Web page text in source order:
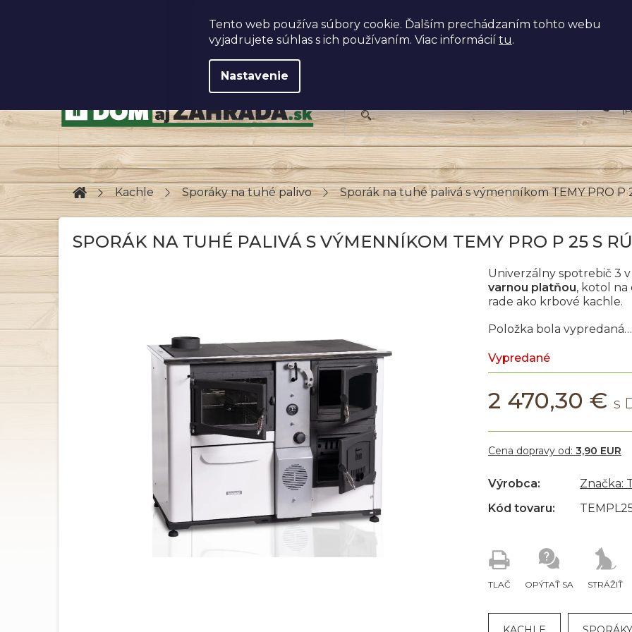
Tento web používa súbory cookie. Ďalším prechádzaním tohto webu
vyjadrujete súhlas s ich používaním. Viac informácií tu.
Nastavenie
DomovKachle Sporáky na tuhé palivo Sporák na tuhé palivá s výmenníkom TEMY PRO P
SPORÁK NA TUHÉ PALIVÁ S VÝMENNÍKOM TEMY PRO P 25 S
Vypredané
2 470,30 €
Položka bola vypredaná…
Univerzálny spotrebič 3
varnou platňou, kotol
rade ako krbové kachle.
TLAČ OPÝTAŤ SA STRÁŽIŤ
Cena dopravy od: 3,90 EUR
Výrobca:
Značka:
Kód tovaru: